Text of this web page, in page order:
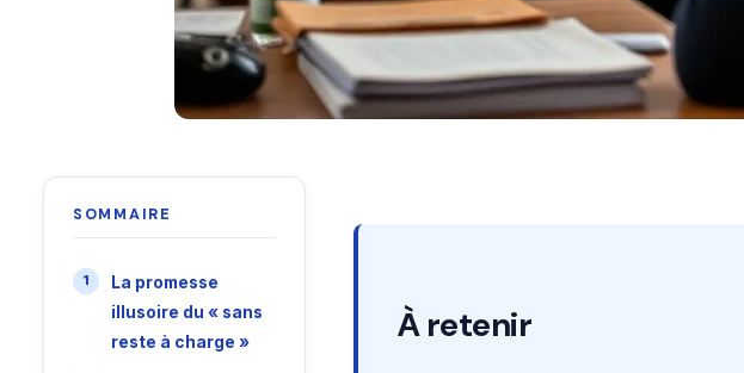
SOMMAIRE
La promesse
illusoire du « sans
reste à charge »
À retenir